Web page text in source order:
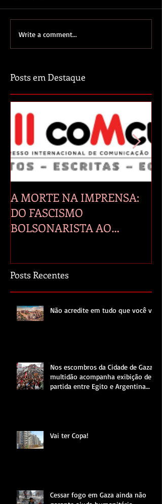
Write a comment...
Posts em Destaque
A MORTE NA IMPRENSA:
DO FASCISMO
BOLSONARISTA AO
Posts Recentes
Não acredite em tudo que você vê.
Nos escombros da Cidade de Gaza,
multidão acompanha exibição de
partida entre Egito e Argentina
Vai ter Copa!
Cessar fogo em Gaza ainda não